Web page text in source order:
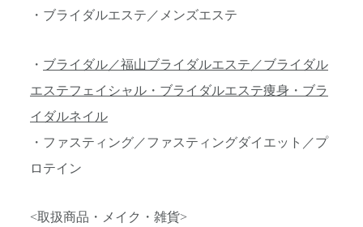
・ブライダルエステ／メンズエステ
・ ブライダル／福山ブライダルエステ／ブライダル
エステフェイシャル・ブライダルエステ痩身・ブラ
イダルネイル
・ファスティング／ファスティングダイエット／プ
ロテイン
<取扱商品・メイク・雑貨>